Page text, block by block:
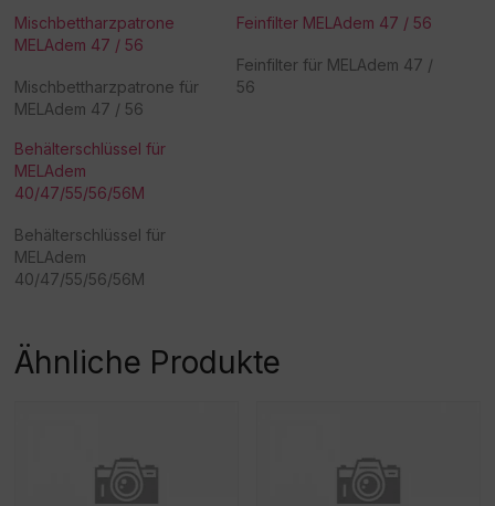
Mischbettharzpatrone
MELAdem 47 / 56
Mischbettharzpatrone für
MELAdem 47 / 56
Feinfilter MELAdem 47 / 56
Feinfilter für MELAdem 47 /
56
Behälterschlüssel für
MELAdem
40/47/55/56/56M
Behälterschlüssel für
MELAdem
40/47/55/56/56M
Ähnliche Produkte